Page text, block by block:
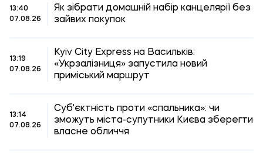
13:40
07.08.26
Як зібрати домашній набір канцелярії без
зайвих покупок
13:19
07.08.26
Kyiv City Express на Васильків:
«Укрзалізниця» запустила новий
приміський маршрут
13:14
07.08.26
Суб'єктність проти «спальника»: чи
зможуть міста-супутники Києва зберегти
власне обличчя